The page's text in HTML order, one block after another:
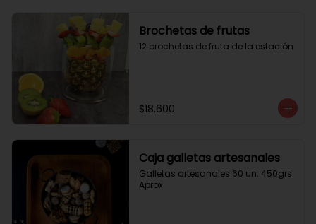
Brochetas de frutas
12 brochetas de fruta de la estación
$18.600
Caja galletas artesanales
Galletas artesanales 60 un. 450grs.
Aprox